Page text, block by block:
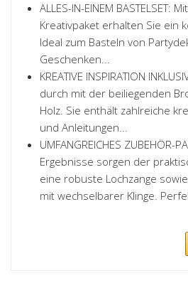
ALLES-IN-EINEM BASTELSET:
Kreativpaket erhalten Sie ein
Ideal zum Basteln von
Geschenken...
KREATIVE INSPIRATION
durch mit der beiliegenden
Holz. Sie enthält zahlreiche
und Anleitungen...
UMFANGREICHES ZUBEHÖR-
Ergebnisse sorgen der
eine robuste Lochzange
mit wechselbarer Klinge.